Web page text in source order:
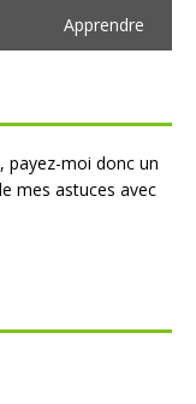
Apprendre
payez-moi donc un
mes astuces avec